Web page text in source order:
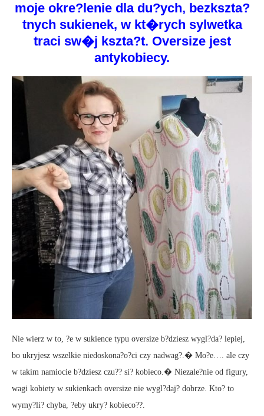
moje okre?lenie dla du?ych, bezkszta?
tnych sukienek, w kt�rych sylwetka
traci sw�j kszta?t. Oversize jest
antykobiecy.
Nie wierz w to, ?e w sukience typu oversize b?dziesz wygl?da? lepiej,
bo ukryjesz wszelkie niedoskona?o?ci czy nadwag?.� Mo?e…. ale czy
w takim namiocie b?dziesz czu?? si? kobieco.� Niezale?nie od figury,
wagi kobiety w sukienkach oversize nie wygl?daj? dobrze. Kto? to
wymy?li? chyba, ?eby ukry? kobieco??.